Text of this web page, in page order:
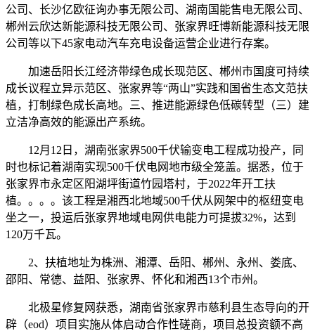
公司、长沙亿欧征询办事无限公司、湖南国能售电无限公司、
郴州云欣达新能源科技无限公司、张家界旺博新能源科技无限
公司等以下45家电动汽车充电设备运营企业进行存案。
加速岳阳长江经济带绿色成长现范区、郴州市国度可持续
成长议程立异示范区、张家界等“两山”实践和国省生态文范扶
植，打制绿色成长高地。三、推进能源绿色低碳转型（三）建
立洁净高效的能源出产系统。
12月12日，湖南张家界500千伏输变电工程成功投产，同
时也标记着湖南实现500千伏电网地市级全笼盖。据悉，位于
张家界市永定区阳湖坪街道竹园塔村，于2022年开工扶
植。。。。该工程是湘西北地域500千伏从网架中的枢纽变电
坐之一，投运后张家界地域电网供电能力可提拔32%，达到
120万千瓦。
2、扶植地址为株洲、湘潭、岳阳、郴州、永州、娄底、
邵阳、常德、益阳、张家界、怀化和湘西13个市州。
北极星修复网获悉，湖南省张家界市慈利县生态导向的开
辟（eod）项目实施从体启动合作性磋商，项目总投资额不高